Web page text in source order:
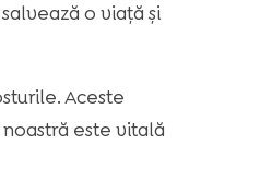
o viață și
Aceste
este vitală